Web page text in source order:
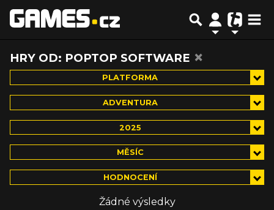
HRY OD: POPTOP SOFTWARE ×
PLATFORMA
ADVENTURA
2025
MĚSÍC
HODNOCENÍ
Žádné výsledky